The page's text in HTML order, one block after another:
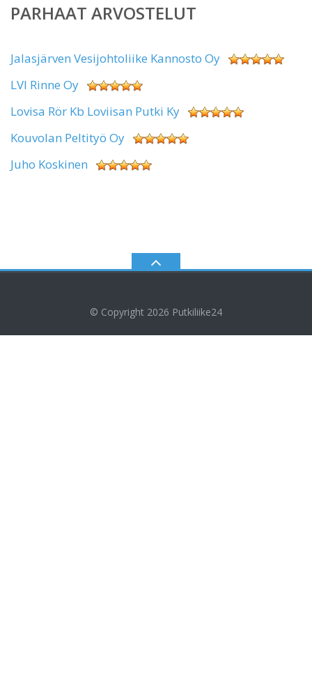
PARHAAT ARVOSTELUT
Jalasjärven Vesijohtoliike Kannosto Oy
LVI Rinne Oy
Lovisa Rör Kb Loviisan Putki Ky
Kouvolan Peltityö Oy
Juho Koskinen
© Copyright 2026 Putkiliike24